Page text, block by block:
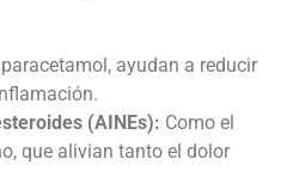
ayudan a reducir
(AINEs): Como el
que alivian tanto el dolor